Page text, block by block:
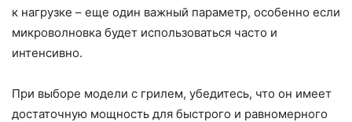
к нагрузке – еще один важный параметр, особенно если
микроволновка будет использоваться часто и
интенсивно.
При выборе модели с грилем, убедитесь, что он имеет
достаточную мощность для быстрого и равномерного